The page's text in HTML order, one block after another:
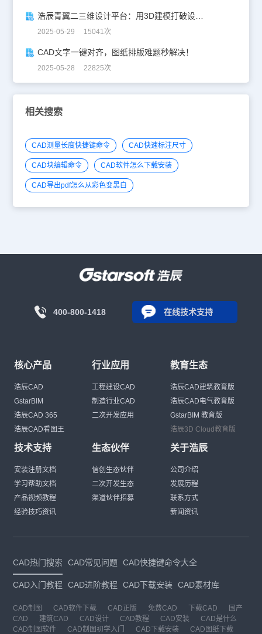
浩辰青翼二三维设计平台：用3D建模打破设计边界
2025-05-29 15041次
CAD文字一键对齐，图纸排版难题秒解决！
2025-05-28 22825次
相关搜索
CAD测量长度快捷键命令 CAD快速标注尺寸
CAD块编辑命令 CAD软件怎么下载安装
CAD导出pdf怎么从彩色变黑白
400-800-1418 在线技术支持
核心产品
浩辰CAD
GstarBIM
浩辰CAD 365
浩辰CAD看图王
行业应用
工程建设CAD
制造行业CAD
二次开发应用
教育生态
浩辰CAD建筑教育版
浩辰CAD电气教育版
GstarBIM 教育版
浩辰3D Cloud教育版
技术支持
安装注册文档
学习帮助文档
产品视频教程
经验技巧资讯
生态伙伴
信创生态伙伴
二次开发生态
渠道伙伴招募
关于浩辰
公司介绍
发展历程
联系方式
新闻资讯
CAD热门搜索 CAD常见问题 CAD快捷键命令大全
CAD入门教程 CAD进阶教程 CAD下载安装 CAD素材库
CAD制图 CAD软件下载 CAD正版 免费CAD 下载CAD
国产
CAD
建筑CAD CAD设计 CAD教程 CAD安装
CAD是什么
CAD制图软件
CAD制图初学入门 CAD下载安装 CAD图纸下载